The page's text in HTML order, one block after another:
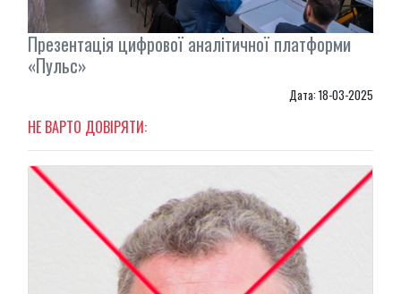
Презентація цифрової аналітичної платформи
«Пульс»
Дата: 18-03-2025
НЕ ВАРТО ДОВІРЯТИ: